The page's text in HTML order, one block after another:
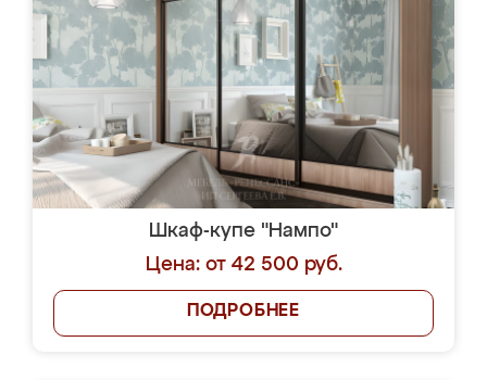
Шкаф-купе "Нампо"
Цена: от 42 500 руб.
ПОДРОБНЕЕ